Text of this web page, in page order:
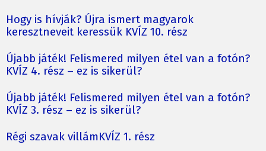
Hogy is hívják? Újra ismert magyarok
keresztneveit keressük KVÍZ 10. rész
Újabb játék! Felismered milyen étel van a fotón?
KVÍZ 4. rész – ez is sikerül?
Újabb játék! Felismered milyen étel van a fotón?
KVÍZ 3. rész – ez is sikerül?
Régi szavak villámKVÍZ 1. rész